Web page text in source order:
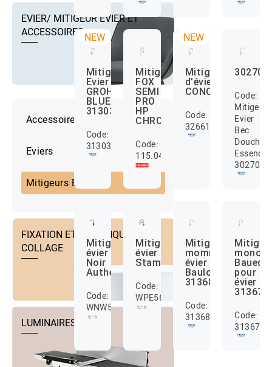
EVIER/ MITIGEUR EVIER ET
ACCESSOIRES
Accessoire Éviers
Eviers
Mitigeurs Evier
FIXATION ET TECHNIQUE DE
COLLAGE
LUMINAIRES
NEW
Mitigeur
Evier
GROHE
BLUE
31303000
Code:
31303000
Mitigeur
FOX
SEMI
PRO
HP
CHROME
Code:
115.0486.993
NEW
Mitigeur
d'évier
CONCETTO
Code:
32661003
Code:
Mitigeur
Evier
Bec
Douche
Essence
Mitigeur
évier
Noir
Authentic
Code:
WNW568073PA
Mitigeur
évier
Stamp
Code:
WPE569133PA
Mitigeur
évier
Bauloop
31368001
Code:
31368001
pour
évier
Code: